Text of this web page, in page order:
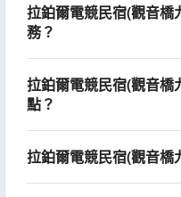
拉鉑爾電競民宿(觀音橋
務？
拉鉑爾電競民宿(觀音橋
點？
拉鉑爾電競民宿(觀音橋